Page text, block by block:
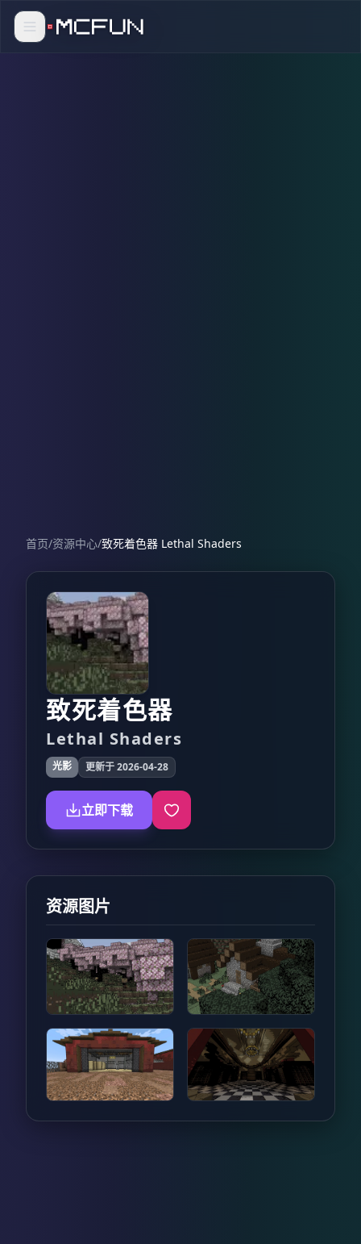
首页/资源中心/致死着色器 Lethal Shaders
致死着色器
Lethal Shaders
光影 更新于 2026-04-28
立即下载
资源图片